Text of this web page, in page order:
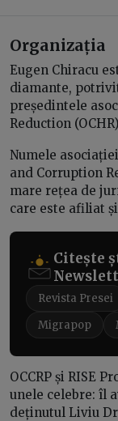
Organizația
Eugen Chiracu
diamante,
președintele
Reduction
Numele
and Corruption
mare rețea de
care este afiliat
Citește
Revista Presei
Migrapop
OCCRP și RISE
unele celebre: îl
deținutul Liviu